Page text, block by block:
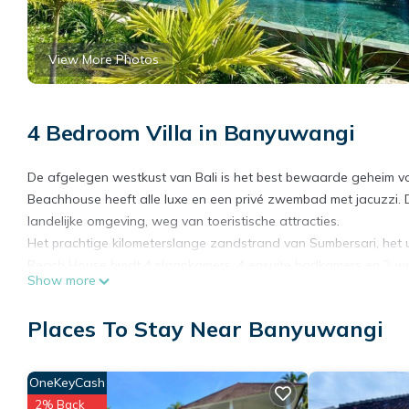
View More Photos
4 Bedroom Villa in Banyuwangi
De afgelegen westkust van Bali is het best bewaarde geheim
Beachhouse heeft alle luxe en een privé zwembad met
landelijke omgeving, weg van toeristische attracties.
Het prachtige kilometerslange zandstrand van Sumbersari,
op Java.
zonneterras, allemaal met uitzicht op uw eigen zwembad met
De villa beschikt over een glasvezel internetverbinding van 30
Indien u de airconditioning ook overdag wilt gebruiken, wordt
Show more
Places To Stay Near Banyuwangi
OneKeyCash
2% Back